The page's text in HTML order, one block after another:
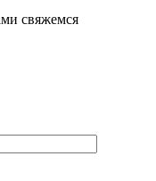
свяжемся